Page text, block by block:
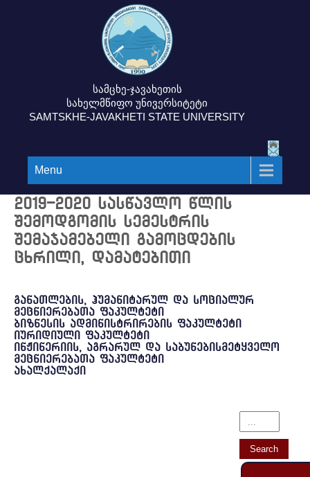
სამცხე-ჯავახეთის
სახელმწიფო უნივერსიტეტი
SAMTSKHE-JAVAKHETI STATE UNIVERSITY
Menu
2019-2020 სასწავლო წლის
შემოდგომის სემესტრის
შემაჯამებელი გამოცდების
ცხრილი, დამატებითი
განათლების, ჰუმანიტარულ და სოციალურ
მეცნიერებათა ფაკულტეტი
ბიზნესის ადმინისტრირების ფაკულტეტი
იურიდიული ფაკულტეტი
ინჟინერიის, აგრარულ და საბუნებისმეტყველო
მეცნიერებათა ფაკულტეტი
ახალქალაქი